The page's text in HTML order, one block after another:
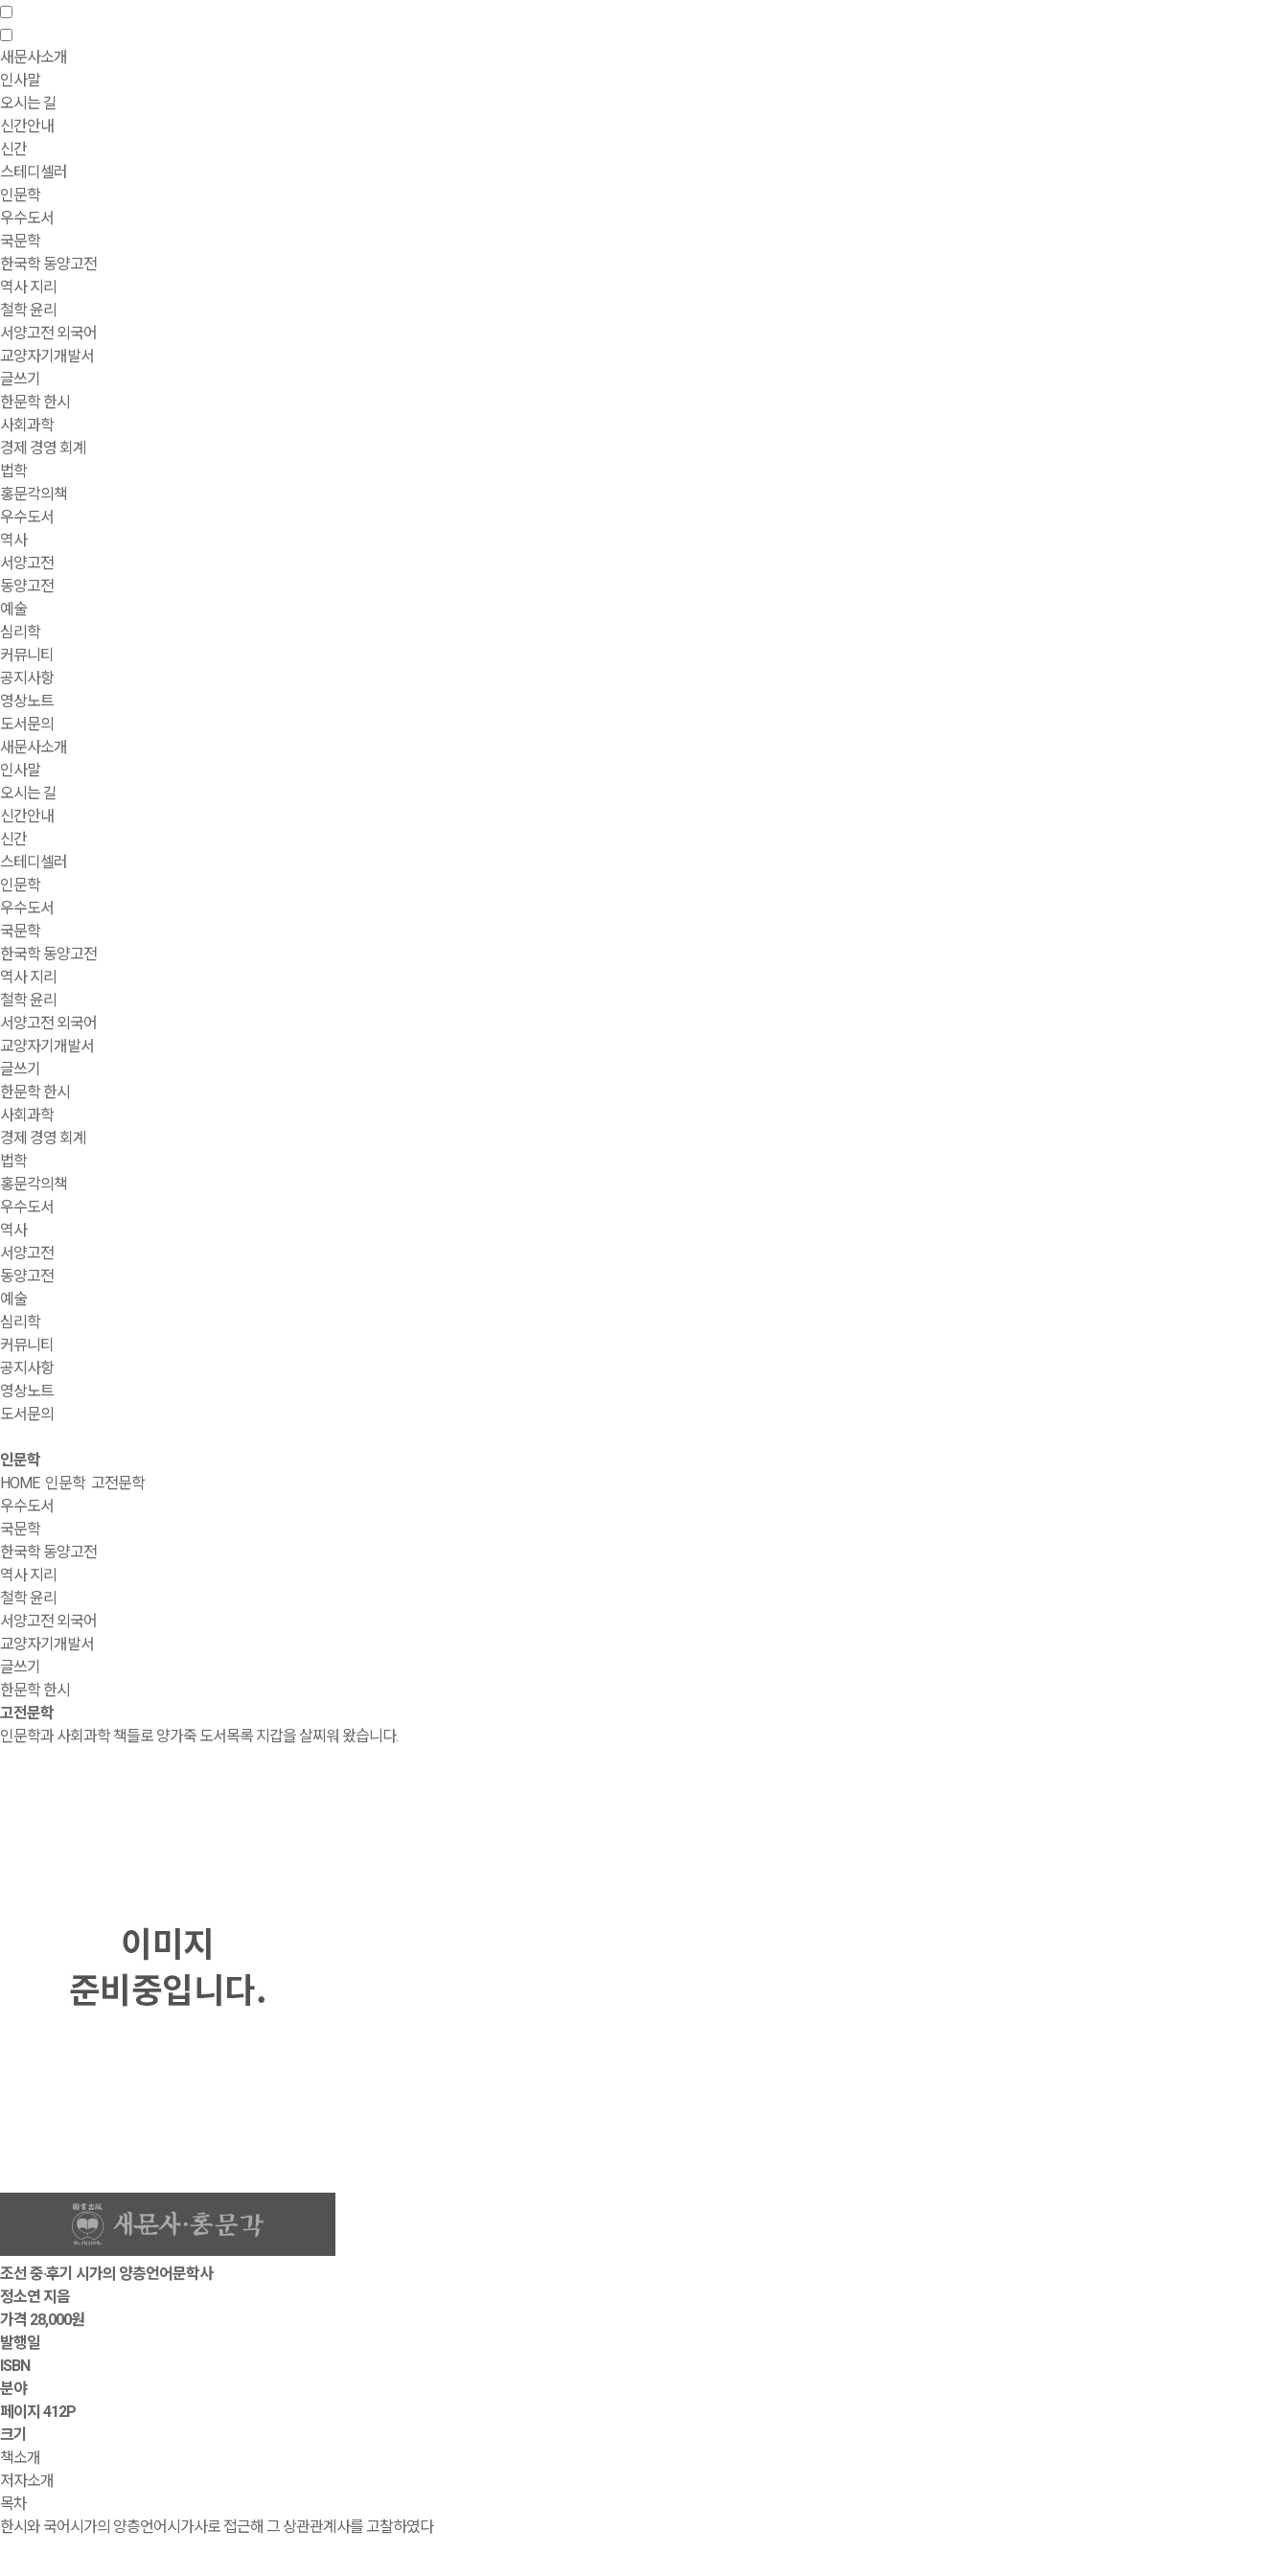
새문사소개
인사말
오시는 길
신간안내
신간
스테디셀러
인문학
우수도서
국문학
한국학 동양고전
역사 지리
철학 윤리
서양고전 외국어
교양자기개발서
글쓰기
한문학 한시
사회과학
경제 경영 회계
법학
홍문각의책
우수도서
역사
서양고전
동양고전
예술
심리학
커뮤니티
공지사항
영상노트
도서문의
새문사소개
인사말
오시는 길
신간안내
신간
스테디셀러
인문학
우수도서
국문학
한국학 동양고전
역사 지리
철학 윤리
서양고전 외국어
교양자기개발서
글쓰기
한문학 한시
사회과학
경제 경영 회계
법학
홍문각의책
우수도서
역사
서양고전
동양고전
예술
심리학
커뮤니티
공지사항
영상노트
도서문의
인문학
HOME 인문학 고전문학
우수도서
국문학
한국학 동양고전
역사 지리
철학 윤리
서양고전 외국어
교양자기개발서
글쓰기
한문학 한시
고전문학
인문학과 사회과학 책들로 양가죽 도서목록 지갑을 살찌워 왔습니다.
조선 중·후기 시가의 양층언어문학사
정소연 지음
가격 28,000원
발행일
ISBN
분야
페이지 412P
크기
책소개
저자소개
목차
한시와 국어시가의 양층언어시가사로 접근해 그 상관관계사를 고찰하였다